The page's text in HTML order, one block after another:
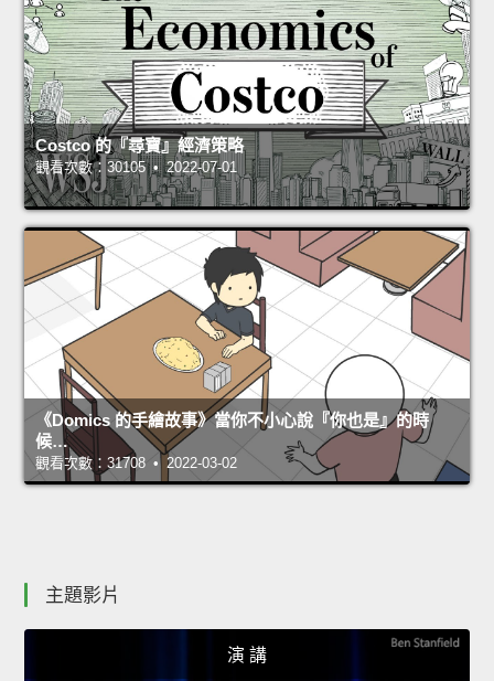
Costco 的『尋寶』經濟策略
觀看次數：30105 • 2022-07-01
《Domics 的手繪故事》當你不小心說『你也是』的時
候…
觀看次數：31708 • 2022-03-02
主題影片
演 講